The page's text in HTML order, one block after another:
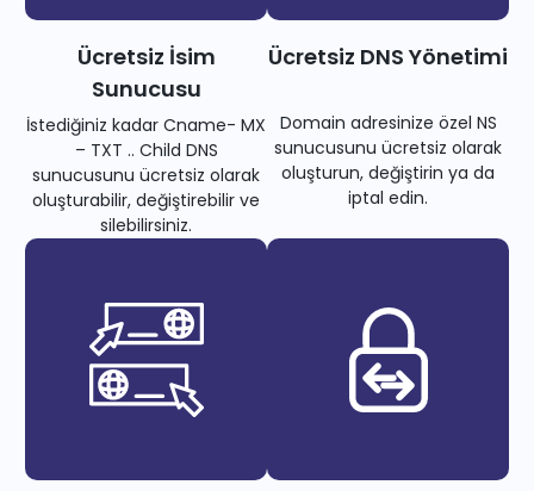
Ücretsiz İsim
Sunucusu
İstediğiniz kadar Cname- MX
– TXT .. Child DNS
sunucusunu ücretsiz olarak
oluşturabilir, değiştirebilir ve
silebilirsiniz.
Ücretsiz DNS Yönetimi
Domain adresinize özel NS
sunucusunu ücretsiz olarak
oluşturun, değiştirin ya da
iptal edin.